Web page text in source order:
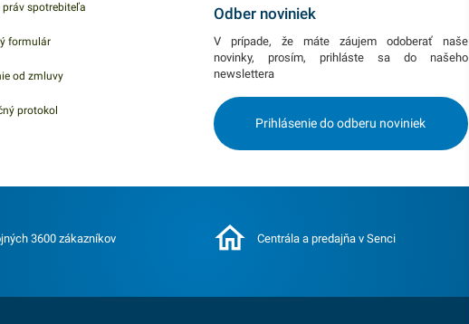
práv spotrebiteľa
formulár
od zmluvy
protokol
Odber noviniek
V prípade, že máte záujem odoberať naše
novinky, prosím, prihláste sa do našeho
newslettera
Prihlásenie do odberu noviniek
3600 zákazníkov Centrála a predajňa v Senci